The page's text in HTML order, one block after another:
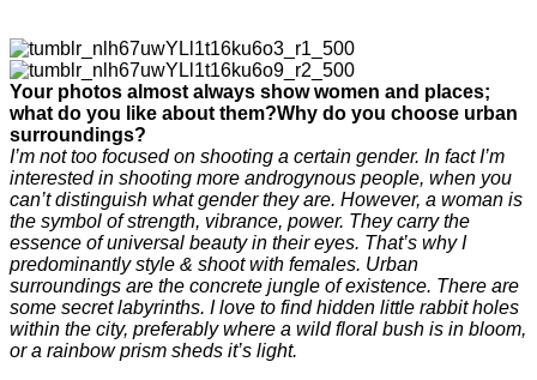
Your photos almost always show women and places;
what do you like about them?Why do you choose urban
surroundings?
I’m not too focused on shooting a certain gender. In fact I’m
interested in shooting more androgynous people, when you
can’t distinguish what gender they are. However, a woman is
the symbol of strength, vibrance, power. They carry the
essence of universal beauty in their eyes. That’s why I
predominantly style & shoot with females. Urban
surroundings are the concrete jungle of existence. There are
some secret labyrinths. I love to find hidden little rabbit holes
within the city, preferably where a wild floral bush is in bloom,
or a rainbow prism sheds it’s light.